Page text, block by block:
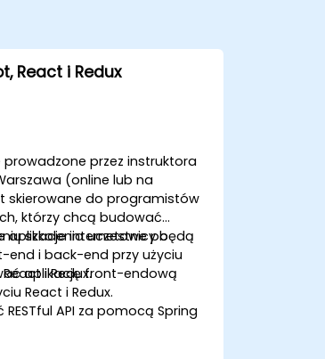
React i Redux
prowadzone przez instruktora
(online lub na
skierowane do programistów
którzy chcą budować
aplikacje internetowe po
end i back-end przy użyciu
i Redux.
szkolenia uczestnicy będą
aplikację front-endową
React i Redux.
RESTful API za pomocą Spring